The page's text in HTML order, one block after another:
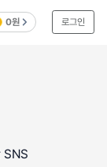
0원 로그인
SNS